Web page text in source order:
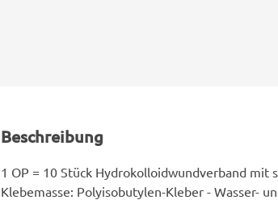
Beschreibung
1 OP = 10 Stück Hydrokolloidwundverband mit
Klebemasse: Polyisobutylen-Kleber - Wasser-